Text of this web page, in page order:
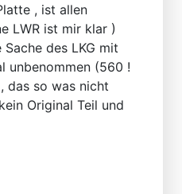
, ist allen
LWR ist mir klar )
des LKG mit
unbenommen (560 !
das so was nicht
Original Teil und